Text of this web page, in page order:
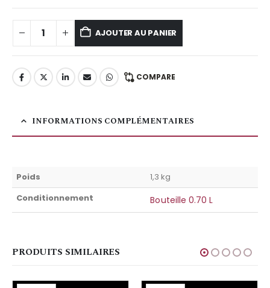
AJOUTER AU PANIER
COMPARE
INFORMATIONS COMPLÉMENTAIRES
Poids
1,3 kg
Conditionnement
Bouteille 0.70 L
PRODUITS SIMILAIRES